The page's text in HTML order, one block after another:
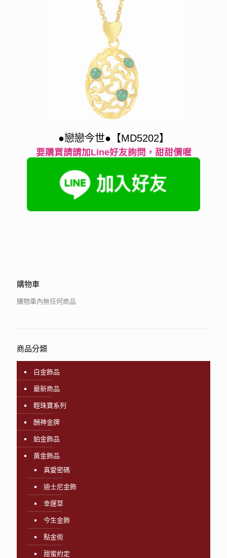
●戀戀今世●【MD5202】
要購買請請加Line好友詢問，甜甜價喔
購物車
購物車內無任何商品
商品分類
白金飾品
最新商品
輕珠寶系列
酬神金牌
鉑金飾品
黃金飾品
真愛密碼
迪士尼金飾
幸運草
今生金飾
點金術
甜蜜約定